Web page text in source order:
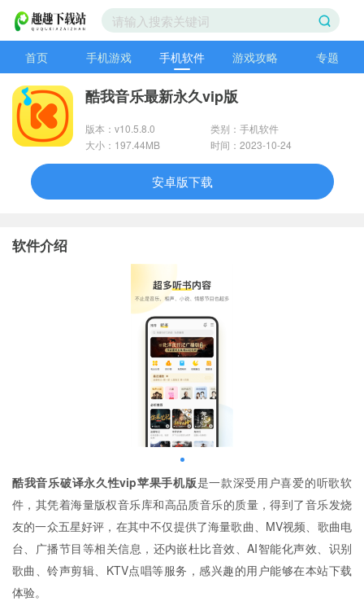
首页 手机游戏 手机软件 游戏攻略 专题
酷我音乐最新永久vip版
版本：v10.5.8.0
类别：手机软件
大小：197.44MB
时间：2023-10-24
安卓版下载
软件介绍
酷我音乐破译永久性vip苹果手机版是一款深受用户喜爱的听歌软
件，其凭着海量版权音乐库和高品质音乐的质量，得到了音乐发烧
友的一众五星好评，在其中不仅提供了海量歌曲、MV视频、歌曲电
台、广播节目等相关信息，还内嵌杜比音效、AI智能化声效、识别
歌曲、铃声剪辑、KTV点唱等服务，感兴趣的用户能够在本站下载
体验。